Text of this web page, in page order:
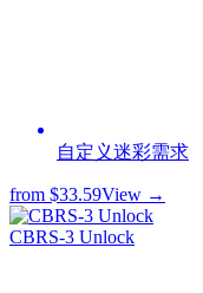
自定义迷彩需求
from $33.59View →
CBRS-3 Unlock